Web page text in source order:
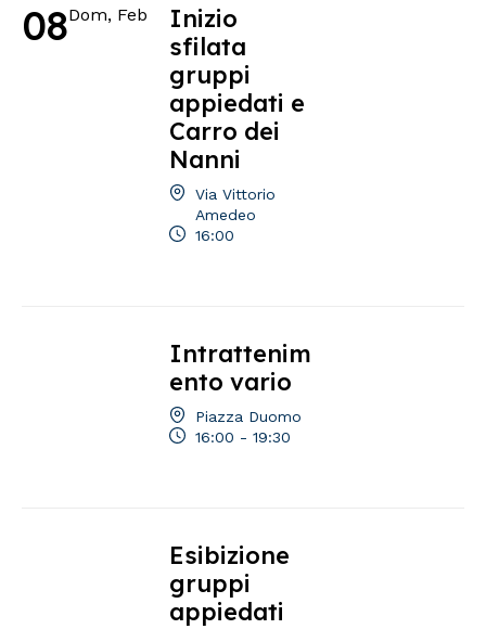
08Dom, Feb
Inizio
sfilata
gruppi
appiedati e
Carro dei
Nanni
Via Vittorio
Amedeo
16:00
Intrattenim
ento vario
Piazza Duomo
16:00 - 19:30
Esibizione
gruppi
appiedati